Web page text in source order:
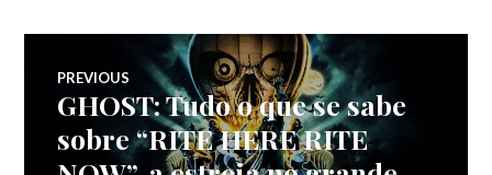
Navegação
de
PREVIOUS
Previous
post:
GHOST: Tudo o que se sabe
sobre “RITE HERE RITE